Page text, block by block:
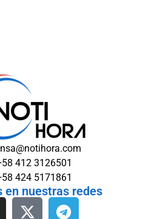
412 3126501
424 5171861
en nuestras redes